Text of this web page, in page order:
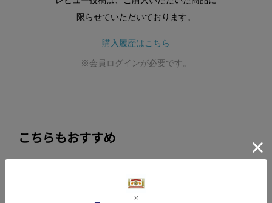
限らせていただいております。
購入履歴はこちら
※会員ログインが必要です。
こちらもおすすめ